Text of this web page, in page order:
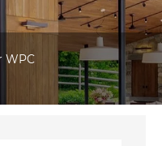
WPC